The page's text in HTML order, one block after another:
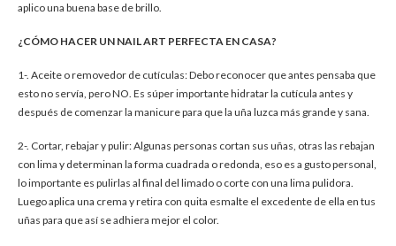
aplico una buena base de brillo.
¿CÓMO HACER UN NAIL ART PERFECTA EN CASA?
1-. Aceite o removedor de cutículas: Debo reconocer que antes pensaba que
esto no servía, pero NO. Es súper importante hidratar la cutícula antes y
después de comenzar la manicure para que la uña luzca más grande y sana.
2-. Cortar, rebajar y pulir: Algunas personas cortan sus uñas, otras las rebajan
con lima y determinan la forma cuadrada o redonda, eso es a gusto personal,
lo importante es pulirlas al final del limado o corte con una lima pulidora.
Luego aplica una crema y retira con quita esmalte el excedente de ella en tus
uñas para que así se adhiera mejor el color.